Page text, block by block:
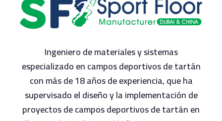
Ingeniero de materiales y sistemas
especializado en campos deportivos de tartán
con más de 18 años de experiencia, que ha
supervisado el diseño y la implementación de
proyectos de campos deportivos de tartán en